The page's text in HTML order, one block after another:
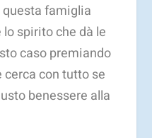
famiglia
spirito che dà le
caso premiando
con tutto se
benessere alla